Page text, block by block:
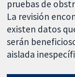
pruebas de
La revisión
existen datos
serán
aislada